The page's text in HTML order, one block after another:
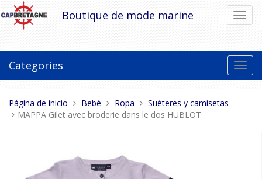
Pasar
al
contenido
el
de
Boutique de mode marine
Categories
Estas
aquí:
Página de inicio Bebé Ropa
Suéteres y camisetas
MAPPA Gilet avec broderie dans le dos HUBLOT